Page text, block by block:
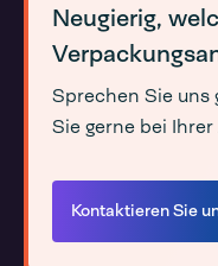
Neugierig,
Sprechen Sie uns
Sie gerne bei
Kontaktieren Sie